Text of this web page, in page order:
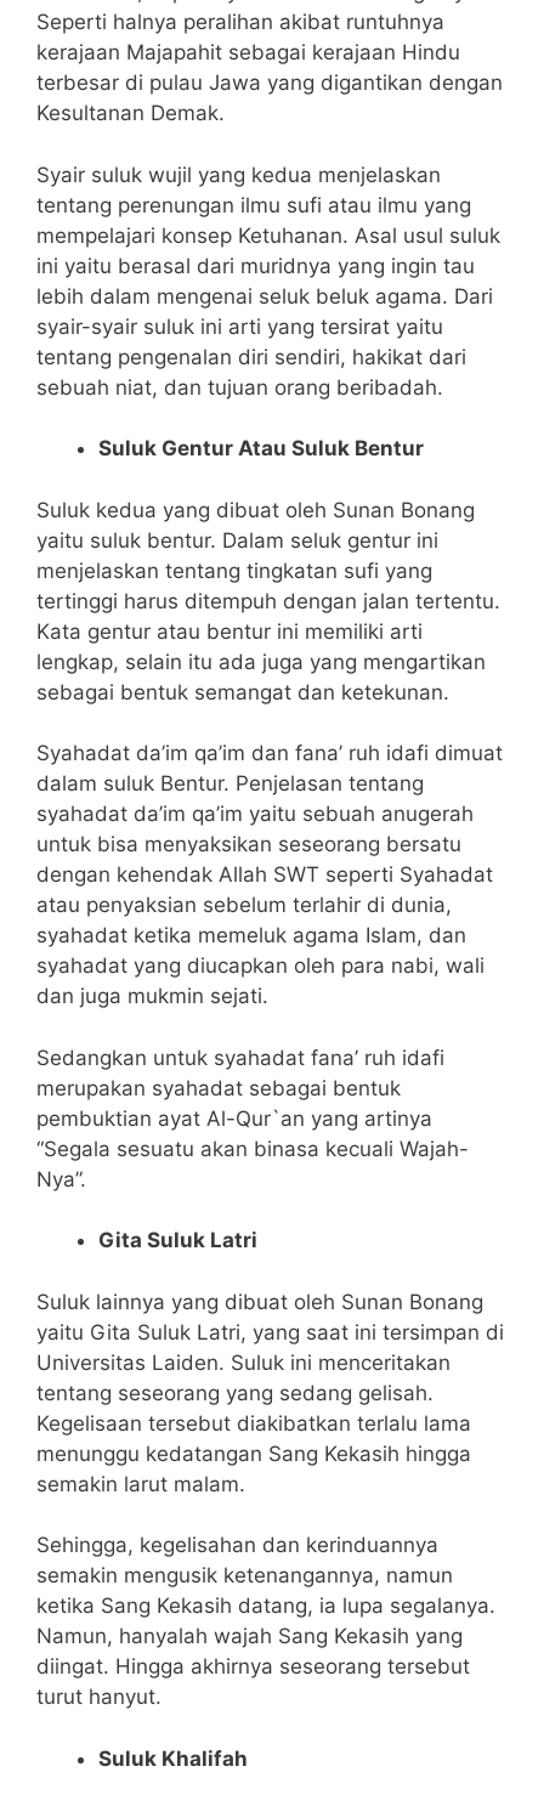
Seperti halnya peralihan akibat runtuhnya
kerajaan Majapahit sebagai kerajaan Hindu
terbesar di pulau Jawa yang digantikan dengan
Kesultanan Demak.
Syair suluk wujil yang kedua menjelaskan
tentang perenungan ilmu sufi atau ilmu yang
mempelajari konsep Ketuhanan. Asal usul suluk
ini yaitu berasal dari muridnya yang ingin tau
lebih dalam mengenai seluk beluk agama. Dari
syair-syair suluk ini arti yang tersirat yaitu
tentang pengenalan diri sendiri, hakikat dari
sebuah niat, dan tujuan orang beribadah.
Suluk Gentur Atau Suluk Bentur
Suluk kedua yang dibuat oleh Sunan Bonang
yaitu suluk bentur. Dalam seluk gentur ini
menjelaskan tentang tingkatan sufi yang
tertinggi harus ditempuh dengan jalan tertentu.
Kata gentur atau bentur ini memiliki arti
lengkap, selain itu ada juga yang mengartikan
sebagai bentuk semangat dan ketekunan.
Syahadat da’im qa’im dan fana’ ruh idafi dimuat
dalam suluk Bentur. Penjelasan tentang
syahadat da’im qa’im yaitu sebuah anugerah
untuk bisa menyaksikan seseorang bersatu
dengan kehendak Allah SWT seperti Syahadat
atau penyaksian sebelum terlahir di dunia,
syahadat ketika memeluk agama Islam, dan
syahadat yang diucapkan oleh para nabi, wali
dan juga mukmin sejati.
Sedangkan untuk syahadat fana’ ruh idafi
merupakan syahadat sebagai bentuk
pembuktian ayat Al-Qur`an yang artinya
“Segala sesuatu akan binasa kecuali Wajah-
Nya”.
Gita Suluk Latri
Suluk lainnya yang dibuat oleh Sunan Bonang
yaitu Gita Suluk Latri, yang saat ini tersimpan di
Universitas Laiden. Suluk ini menceritakan
tentang seseorang yang sedang gelisah.
Kegelisaan tersebut diakibatkan terlalu lama
menunggu kedatangan Sang Kekasih hingga
semakin larut malam.
Sehingga, kegelisahan dan kerinduannya
semakin mengusik ketenangannya, namun
ketika Sang Kekasih datang, ia lupa segalanya.
Namun, hanyalah wajah Sang Kekasih yang
diingat. Hingga akhirnya seseorang tersebut
turut hanyut.
Suluk Khalifah